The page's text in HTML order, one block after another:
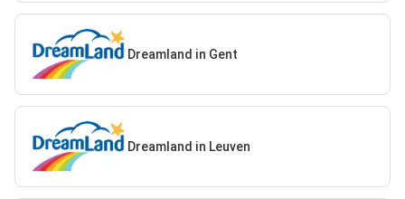
Dreamland in Gent
Dreamland in Leuven